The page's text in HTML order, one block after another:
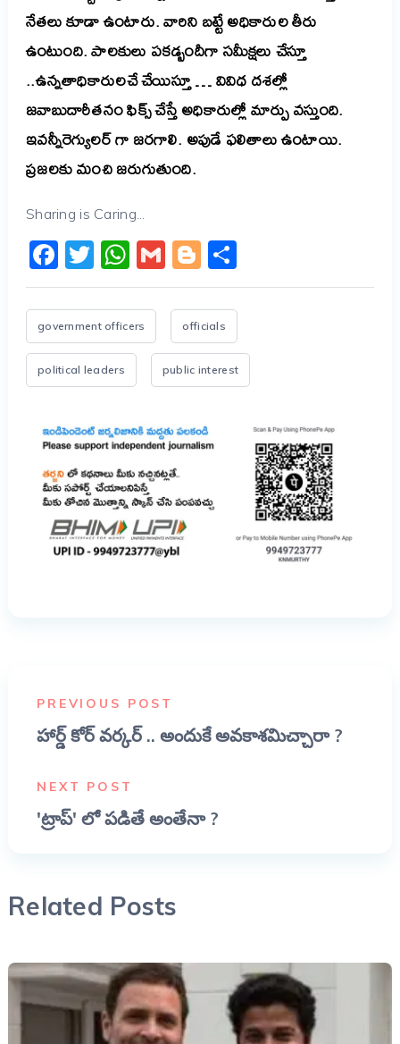
నేతలు కూడా ఉంటారు. వారిని బట్టే అధికారుల తీరు
ఉంటుంది. పాలకులు పకడ్బందీగా సమీక్షలు చేస్తూ
..ఉన్నతాధికారులచే చేయిస్తూ … వివిధ దశల్లో
జవాబుదారీతనం ఫిక్స్ చేస్తే అధికారుల్లో మార్పు వస్తుంది.
ఇవన్నీరెగ్యులర్ గా జరగాలి. అపుడే ఫలితాలు ఉంటాయి.
ప్రజలకు మంచి జరుగుతుంది.
Sharing is Caring...
Facebook
Twitter
WhatsApp
GmailBlogger
Share
government officers officials
political leaders public interest
PREVIOUS POST
హార్డ్ కోర్ వర్కర్ .. అందుకే అవకాశమిచ్చారా ?
NEXT POST
'ట్రాప్' లో పడితే అంతేనా ?
Related Posts